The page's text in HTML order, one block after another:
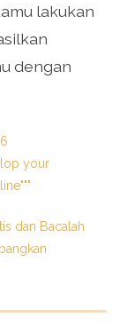
lakukan
dengan
your
dan Bacalah